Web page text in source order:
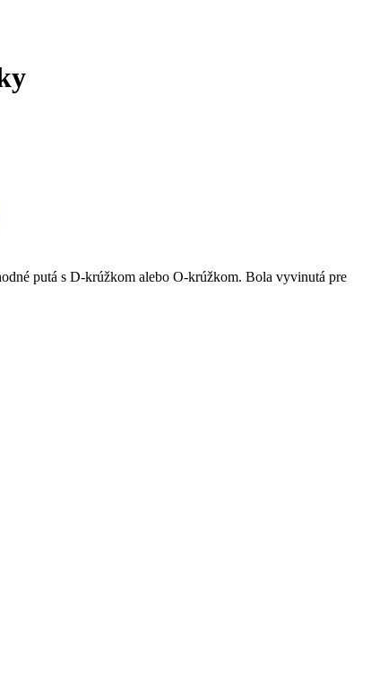
putá s D-krúžkom alebo O-krúžkom. Bola vyvinutá pre